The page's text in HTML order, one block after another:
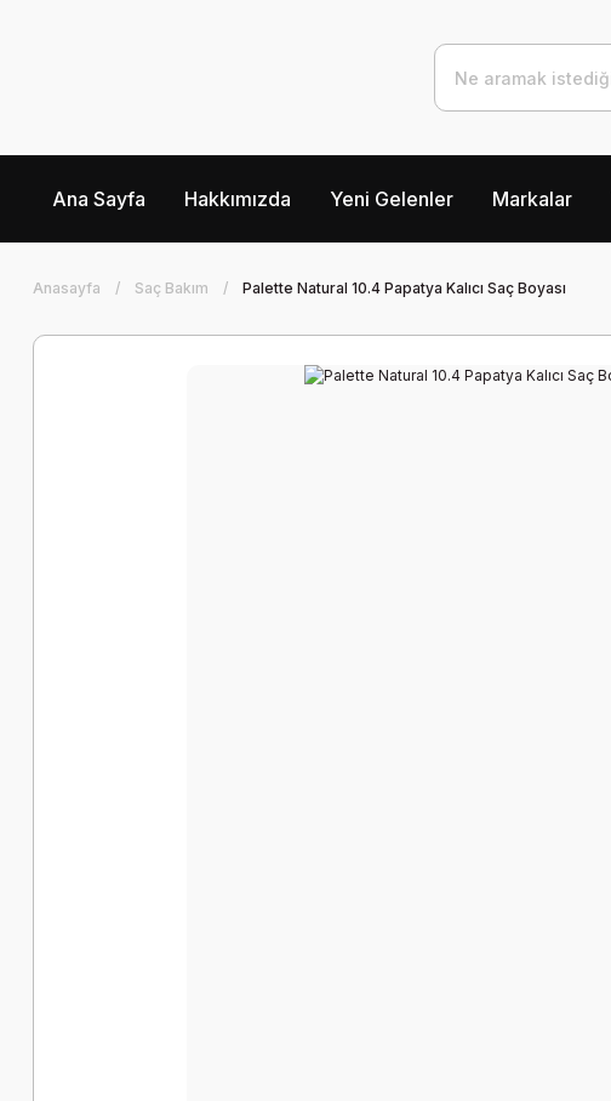
Ana Sayfa Hakkımızda Yeni Gelenler Markalar
Anasayfa Saç Bakım Palette Natural 10.4 Papatya Kalıcı Saç Boyası